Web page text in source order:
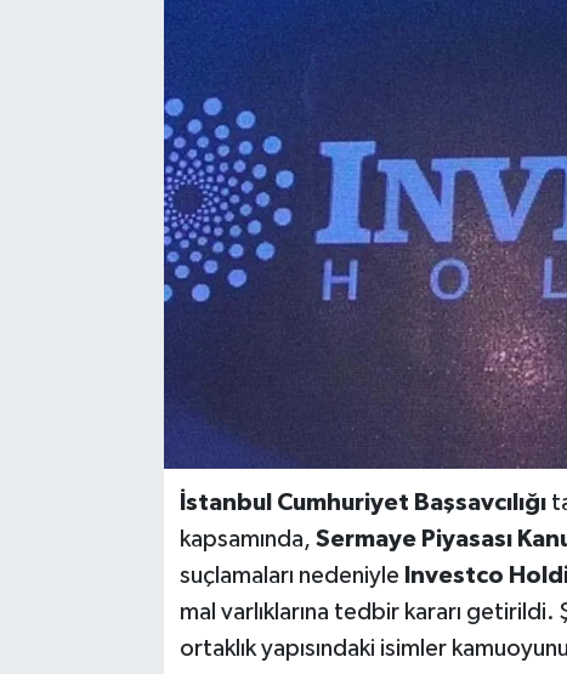
İstanbul Cumhuriyet Başsavcılığı
kapsamında, Sermaye Piyasası
suçlamaları nedeniyle Investco
mal varlıklarına tedbir kararı getirildi.
ortaklık yapısındaki isimler